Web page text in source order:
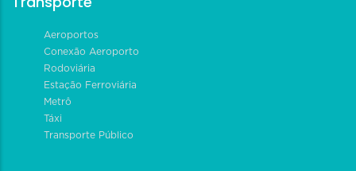
Aeroportos
Conexão Aeroporto
Rodoviária
Estação Ferroviária
Metrô
Táxi
Transporte Público